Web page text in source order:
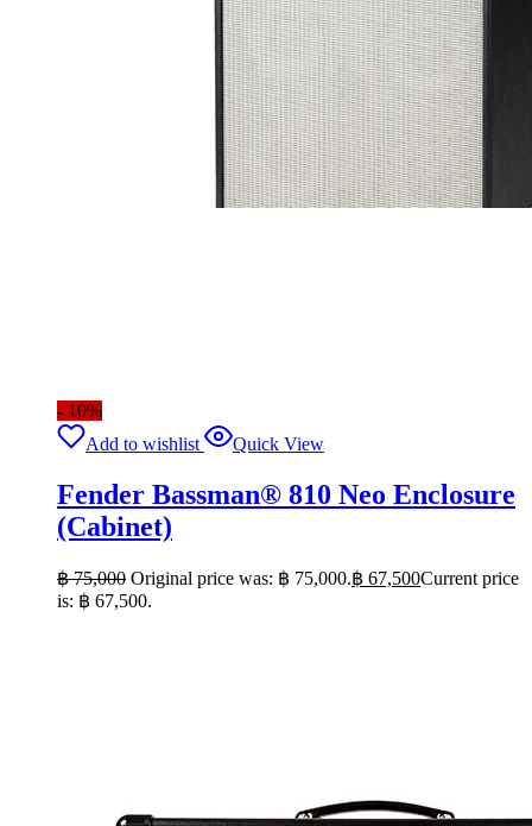
- 10%
Add to wishlist
Quick View
Fender Bassman® 810 Neo Enclosure
(Cabinet)
฿75,000 Original price was: ฿ 75,000.฿ 67,500Current price
is: ฿ 67,500.